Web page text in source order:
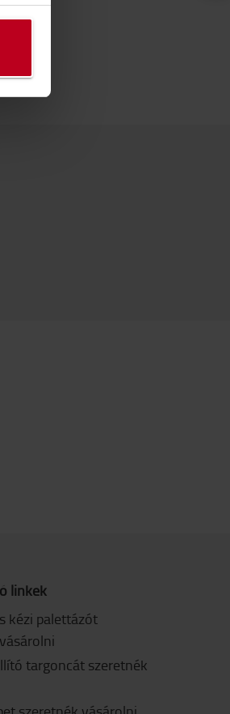
linkek
kézi palettázót
targoncát szeretnék